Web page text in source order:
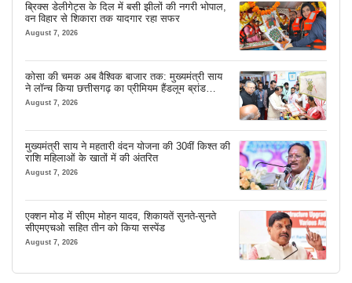
ब्रिक्स डेलीगेट्स के दिल में बसी झीलों की नगरी भोपाल,
वन विहार से शिकारा तक यादगार रहा सफर
August 7, 2026
कोसा की चमक अब वैश्विक बाजार तक: मुख्यमंत्री साय
ने लॉन्च किया छत्तीसगढ़ का प्रीमियम हैंडलूम ब्रांड
‘कोशल फैब’
August 7, 2026
मुख्यमंत्री साय ने महतारी वंदन योजना की 30वीं किश्त की
राशि महिलाओं के खातों में की अंतरित
August 7, 2026
एक्शन मोड में सीएम मोहन यादव, शिकायतें सुनते-सुनते
सीएमएचओ सहित तीन को किया सस्पेंड
August 7, 2026